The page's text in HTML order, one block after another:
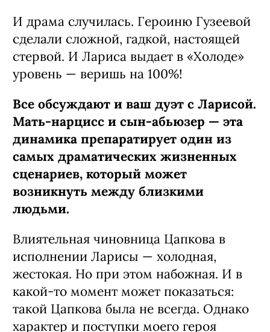
И драма случилась. Героиню Гузеевой
сделали сложной, гадкой, настоящей
стервой. И Лариса выдает в «Холоде»
уровень — веришь на 100%!
Все обсуждают и ваш дуэт с Ларисой.
Мать-нарцисс и сын-абьюзер — эта
динамика препаратирует один из
самых драматических жизненных
сценариев, который может
возникнуть между близкими
людьми.
Влиятельная чиновница Цапкова в
исполнении Ларисы — холодная,
жестокая. Но при этом набожная. И в
какой-то момент может показаться:
такой Цапкова была не всегда. Однако
характер и поступки моего героя